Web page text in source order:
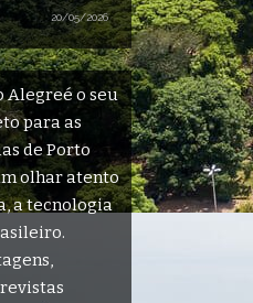
20/05/2026
Alegreé o seu
para as
de Porto
olhar atento
a tecnologia